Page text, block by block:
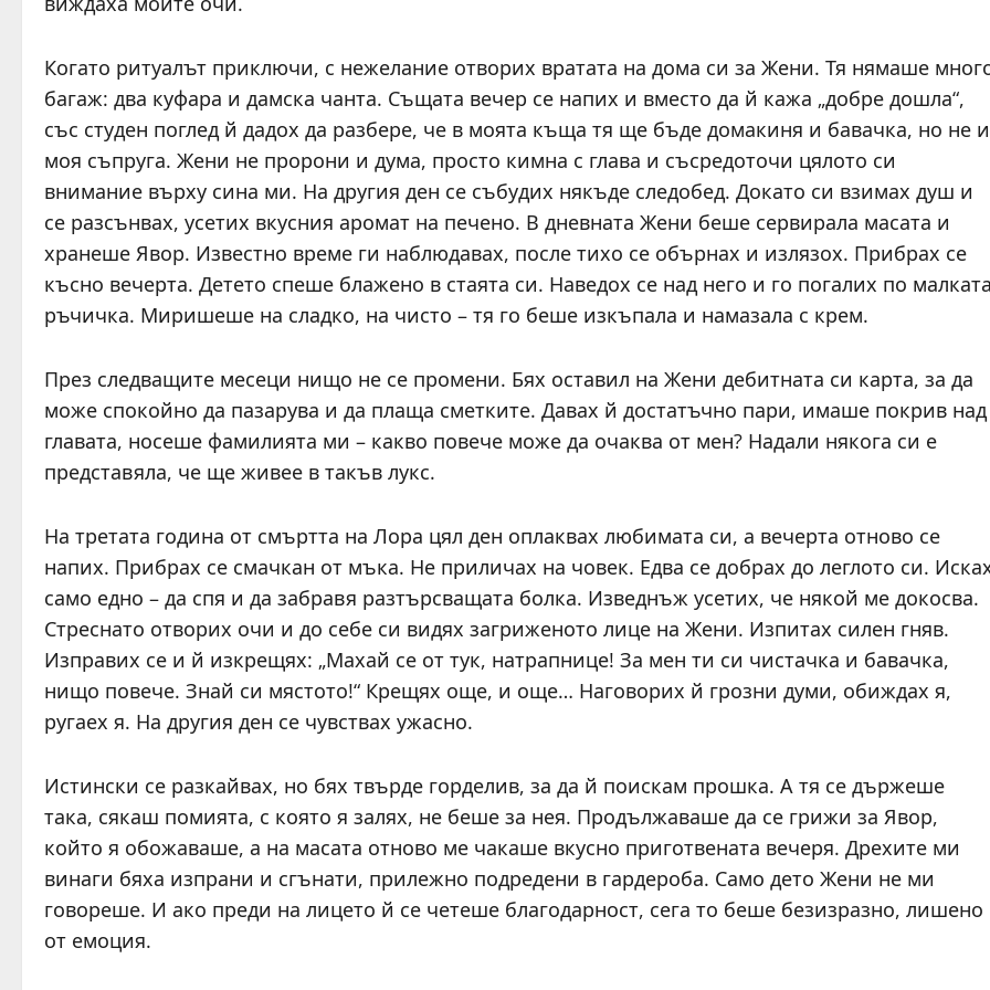
Когато ритуалът приключи, с нежелание отворих вратата на дома си за Жени. Тя нямаше
багаж: два куфара и дамска чанта. Същата вечер се напих и вместо да й кажа „добре дошла“,
със студен поглед й дадох да разбере, че в моята къща тя ще бъде домакиня и бавачка, но не и
моя съпруга. Жени не пророни и дума, просто кимна с глава и съсредоточи цялото си
внимание върху сина ми. На другия ден се събудих някъде следобед. Докато си взимах душ и
се разсънвах, усетих вкусния аромат на печено. В дневната Жени беше сервирала масата и
хранеше Явор. Известно време ги наблюдавах, после тихо се обърнах и излязох. Прибрах се
късно вечерта. Детето спеше блажено в стаята си. Наведох се над него и го погалих по
ръчичка. Миришеше на сладко, на чисто – тя го беше изкъпала и намазала с крем.
През следващите месеци нищо не се промени. Бях оставил на Жени дебитната си карта, за да
може спокойно да пазарува и да плаща сметките. Давах й достатъчно пари, имаше покрив над
главата, носеше фамилията ми – какво повече може да очаква от мен? Надали някога си е
представяла, че ще живее в такъв лукс.
На третата година от смъртта на Лора цял ден оплаквах любимата си, а вечерта отново се
напих. Прибрах се смачкан от мъка. Не приличах на човек. Едва се добрах до леглото си.
само едно – да спя и да забравя разтърсващата болка. Изведнъж усетих, че някой ме докосва.
Стреснато отворих очи и до себе си видях загриженото лице на Жени. Изпитах силен гняв.
Изправих се и й изкрещях: „Махай се от тук, натрапнице! За мен ти си чистачка и бавачка,
нищо повече. Знай си мястото!“ Крещях още, и още… Наговорих й грозни думи, обиждах я,
ругаех я. На другия ден се чувствах ужасно.
Истински се разкайвах, но бях твърде горделив, за да й поискам прошка. А тя се държеше
така, сякаш помията, с която я залях, не беше за нея. Продължаваше да се грижи за Явор,
който я обожаваше, а на масата отново ме чакаше вкусно приготвената вечеря. Дрехите ми
винаги бяха изпрани и сгънати, прилежно подредени в гардероба. Само дето Жени не ми
говореше. И ако преди на лицето й се четеше благодарност, сега то беше безизразно, лишено
от емоция.